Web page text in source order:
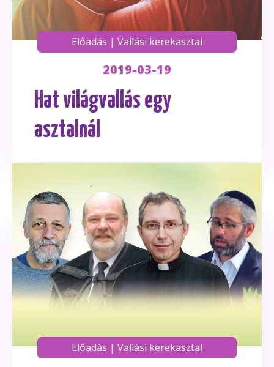
Előadás | Vallási kerekasztal
2019-03-19
Hat világvallás egy
asztalnál
Előadás | Vallási kerekasztal